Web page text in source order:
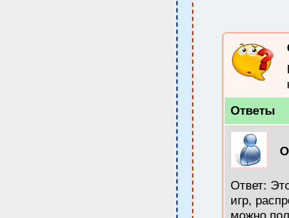
Ответы
Ответ:
игр,
можно